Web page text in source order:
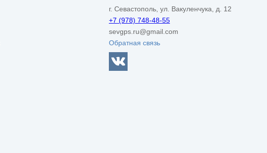
г. Севастополь, ул. Вакуленчука, д. 12
+7 (978) 748-48-55
sevgps.ru@gmail.com
Обратная связь